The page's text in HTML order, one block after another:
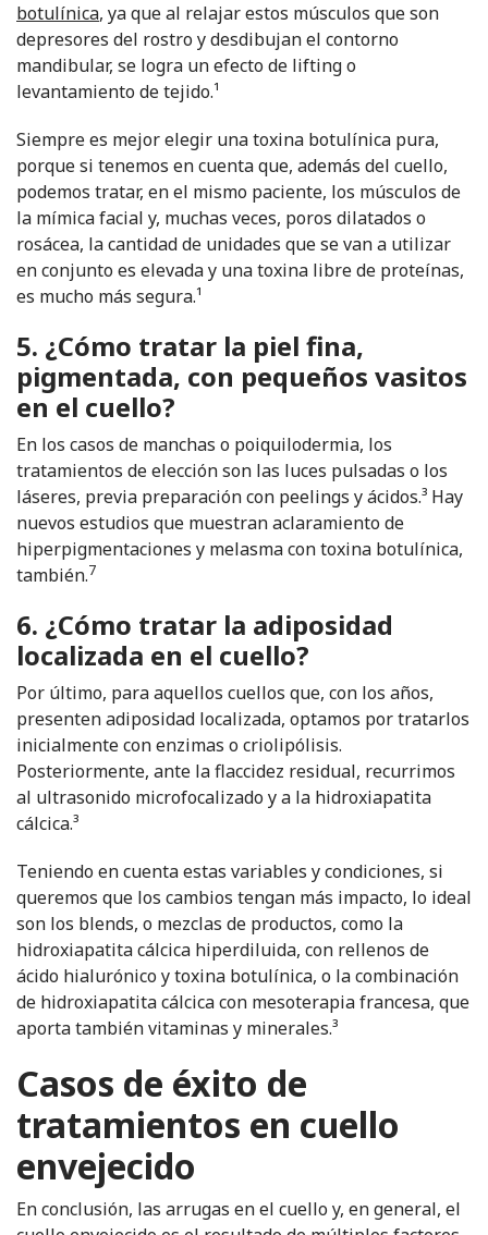
botulínica, ya que al relajar estos músculos que son
depresores del rostro y desdibujan el contorno
mandibular, se logra un efecto de lifting o
levantamiento de tejido.¹
Siempre es mejor elegir una toxina botulínica pura,
porque si tenemos en cuenta que, además del cuello,
podemos tratar, en el mismo paciente, los músculos de
la mímica facial y, muchas veces, poros dilatados o
rosácea, la cantidad de unidades que se van a utilizar
en conjunto es elevada y una toxina libre de proteínas,
es mucho más segura.¹
5. ¿Cómo tratar la piel fina,
pigmentada, con pequeños vasitos
en el cuello?
En los casos de manchas o poiquilodermia, los
tratamientos de elección son las luces pulsadas o los
láseres, previa preparación con peelings y ácidos.³ Hay
nuevos estudios que muestran aclaramiento de
hiperpigmentaciones y melasma con toxina botulínica,
también.7
6. ¿Cómo tratar la adiposidad
localizada en el cuello?
Por último, para aquellos cuellos que, con los años,
presenten adiposidad localizada, optamos por tratarlos
inicialmente con enzimas o criolipólisis.
Posteriormente, ante la flaccidez residual, recurrimos
al ultrasonido microfocalizado y a la hidroxiapatita
cálcica.³
Teniendo en cuenta estas variables y condiciones, si
queremos que los cambios tengan más impacto, lo ideal
son los blends, o mezclas de productos, como la
hidroxiapatita cálcica hiperdiluida, con rellenos de
ácido hialurónico y toxina botulínica, o la combinación
de hidroxiapatita cálcica con mesoterapia francesa, que
aporta también vitaminas y minerales.³
Casos de éxito de
tratamientos en cuello
envejecido
En conclusión, las arrugas en el cuello y, en general, el